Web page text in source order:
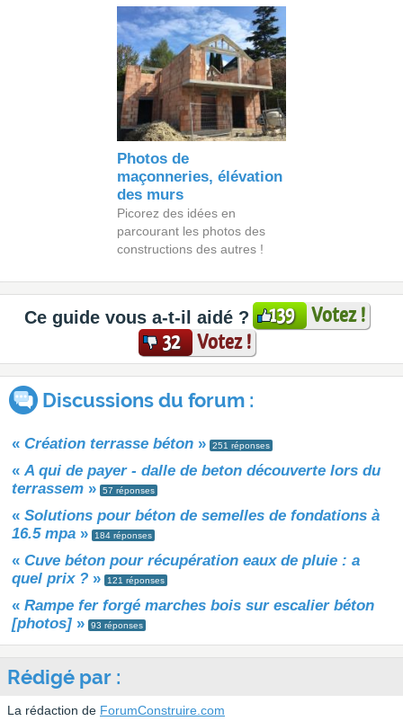
Photos de
maçonneries, élévation
des murs
Picorez des idées en
parcourant les photos des
constructions des autres !
Ce guide vous a-t-il aidé ? 139 Votez !
32 Votez !
Discussions du forum :
« Création terrasse béton » 251 réponses
« A qui de payer - dalle de beton découverte lors du
terrassem » 57 réponses
« Solutions pour béton de semelles de fondations à
16.5 mpa » 184 réponses
« Cuve béton pour récupération eaux de pluie : a
quel prix ? » 121 réponses
« Rampe fer forgé marches bois sur escalier béton
[photos] » 93 réponses
Rédigé par :
La rédaction de ForumConstruire.com